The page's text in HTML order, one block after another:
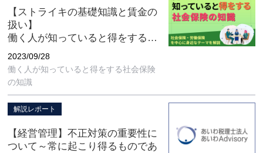
【ストライキの基礎知識と賃金の
扱い】
働く人が知っていると得をする社
会保険の知識 第9回
2023/09/28
働く人が知っていると得をする社会保険
の知識
解説レポート
【経営管理】不正対策の重要性に
ついて～常に起こり得るものであ